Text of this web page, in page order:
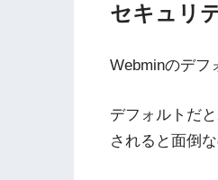
セキュリ
Webminのデフ
デフォルトだ
されると面倒